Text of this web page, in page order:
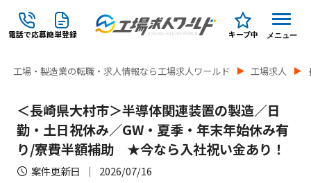
電話で応募簡単登録 キープ中 メニュー
工場・製造業の転職・求人情報なら工場求人ワールド 工場求人
＜長崎県大村市＞半導体関連装置の製造／日
勤・土日祝休み／GW・夏季・年末年始休み有
り/寮費半額補助 ★今なら入社祝い金あり！
案件更新日 2026/07/16